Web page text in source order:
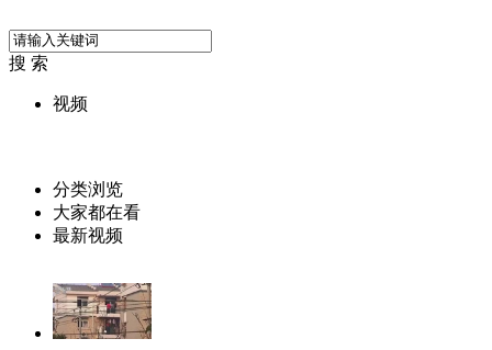
搜 索
视频
分类浏览
大家都在看
最新视频